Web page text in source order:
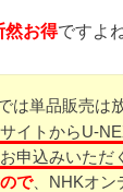
然お得ですよ
は単品販売は
イトからU-
申込みいただ
で、NHKオン